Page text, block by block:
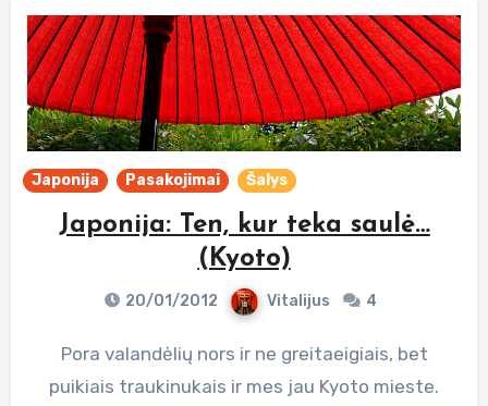
Japonija Pasakojimai Šalys
Japonija: Ten, kur teka saulė…
(Kyoto)
20/01/2012 Vitalijus 4
Pora valandėlių nors ir ne greitaeigiais, bet
puikiais traukinukais ir mes jau Kyoto mieste.